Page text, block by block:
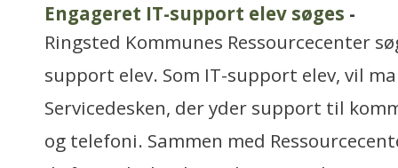
Engageret IT-support elev søges -
Ringsted Kommunes Ressourcecenter
support elev. Som IT-support elev, vil
Servicedesken, der yder support til
og telefoni. Sammen med